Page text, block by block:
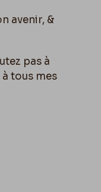
avenir, &
pas à
tous mes